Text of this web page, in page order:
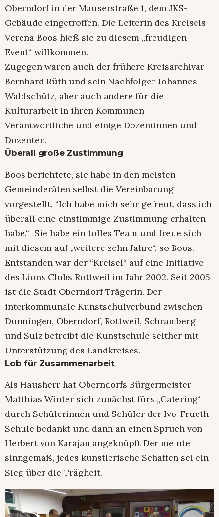
Oberndorf in der Mauserstraße 1, dem JKS-
Gebäude eingetroffen. Die Leiterin des Kreisels
Verena Boos hieß sie zu diesem „freudigen
Event“ willkommen.
Zugegen waren auch der frühere Kreisarchivar
Bernhard Rüth und sein Nachfolger Johannes
Waldschütz, aber auch andere für die
Kulturarbeit in ihren Kommunen
Verantwortliche und einige Dozentinnen und
Dozenten.
Überall große Zustimmung
Boos berichtete, sie habe in den meisten
Gemeinderäten selbst die Vereinbarung
vorgestellt. “Ich habe mich sehr gefreut, dass ich
überall eine einstimmige Zustimmung erhalten
habe.“ Sie habe ein tolles Team und freue sich
mit diesem auf „weitere zehn Jahre“, so Boos.
Entstanden war der “Kreisel“ auf eine Initiative
des Lions Clubs Rottweil im Jahr 2002. Seit 2005
ist die Stadt Oberndorf Trägerin. Der
interkommunale Kunstschulverbund zwischen
Dunningen, Oberndorf, Rottweil, Schramberg
und Sulz betreibt die Kunstschule seither mit
Unterstützung des Landkreises.
Lob für Zusammenarbeit
Als Hausherr hat Oberndorfs Bürgermeister
Matthias Winter sich zunächst fürs „Catering“
durch Schülerinnen und Schüler der Ivo-Frueth-
Schule bedankt und dann an einen Spruch von
Herbert von Karajan angeknüpft Der meinte
sinngemäß, jedes künstlerische Schaffen sei ein
Sieg über die Trägheit.